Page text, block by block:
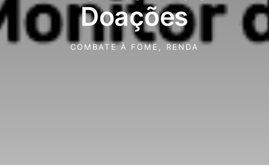
Doações
COMBATE À FOME RENDA